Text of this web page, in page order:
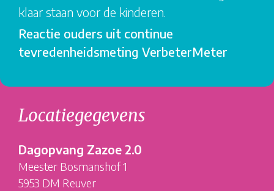
klaar staan voor de kinderen.
Reactie ouders uit continue
tevredenheidsmeting VerbeterMeter
Locatiegegevens
Dagopvang Zazoe 2.0
Meester Bosmanshof 1
5953 DM Reuver